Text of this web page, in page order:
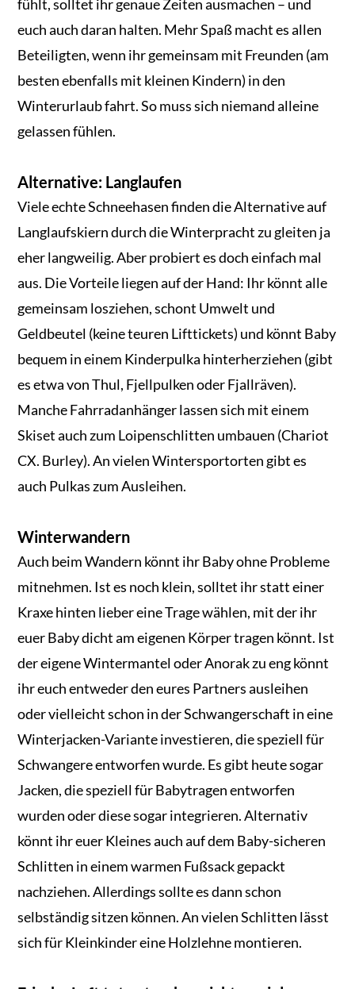
fühlt, solltet ihr genaue Zeiten ausmachen – und
euch auch daran halten. Mehr Spaß macht es allen
Beteiligten, wenn ihr gemeinsam mit Freunden (am
besten ebenfalls mit kleinen Kindern) in den
Winterurlaub fahrt. So muss sich niemand alleine
gelassen fühlen.
Alternative: Langlaufen
Viele echte Schneehasen finden die Alternative auf
Langlaufskiern durch die Winterpracht zu gleiten ja
eher langweilig. Aber probiert es doch einfach mal
aus. Die Vorteile liegen auf der Hand: Ihr könnt alle
gemeinsam losziehen, schont Umwelt und
Geldbeutel (keine teuren Lifttickets) und könnt Baby
bequem in einem Kinderpulka hinterherziehen (gibt
es etwa von Thul, Fjellpulken oder Fjallräven).
Manche Fahrradanhänger lassen sich mit einem
Skiset auch zum Loipenschlitten umbauen (Chariot
CX. Burley). An vielen Wintersportorten gibt es
auch Pulkas zum Ausleihen.
Winterwandern
Auch beim Wandern könnt ihr Baby ohne Probleme
mitnehmen. Ist es noch klein, solltet ihr statt einer
Kraxe hinten lieber eine Trage wählen, mit der ihr
euer Baby dicht am eigenen Körper tragen könnt. Ist
der eigene Wintermantel oder Anorak zu eng könnt
ihr euch entweder den eures Partners ausleihen
oder vielleicht schon in der Schwangerschaft in eine
Winterjacken-Variante investieren, die speziell für
Schwangere entworfen wurde. Es gibt heute sogar
Jacken, die speziell für Babytragen entworfen
wurden oder diese sogar integrieren. Alternativ
könnt ihr euer Kleines auch auf dem Baby-sicheren
Schlitten in einem warmen Fußsack gepackt
nachziehen. Allerdings sollte es dann schon
selbständig sitzen können. An vielen Schlitten lässt
sich für Kleinkinder eine Holzlehne montieren.